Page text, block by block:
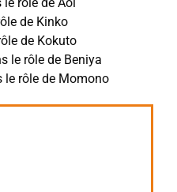
de Kinko
de Kokuto
le rôle de Beniya
le rôle de Momono